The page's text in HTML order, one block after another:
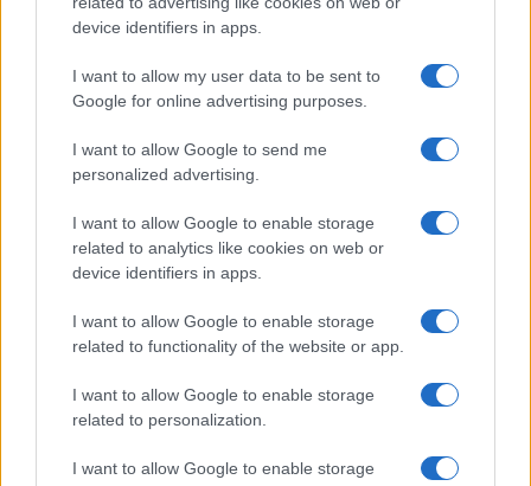
device identifiers in apps.
I want to allow my user data to be sent to
Google for online advertising purposes.
I want to allow Google to send me
personalized advertising.
I want to allow Google to enable storage
related to analytics like cookies on web or
device identifiers in apps.
I want to allow Google to enable storage
related to functionality of the website or app.
I want to allow Google to enable storage
related to personalization.
I want to allow Google to enable storage
LIFESTYLE
Sri Lanka: itinerari tra spiritualità, architettura e
Matteo Pellegrino · 8 Ago 2026